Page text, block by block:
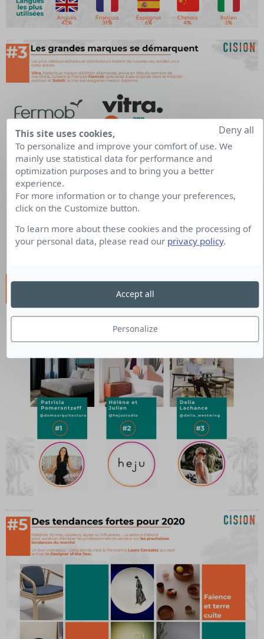
This site uses cookies,
To personalize and improve your comfort of use. We
mainly use statistical data for performance and
optimization purposes and to bring you a better
experience.
For more information or to change your preferences,
click on the Customize button.
To learn more about these cookies and the processing of
your personal data, please read our privacy policy.
Personalize
Deny all
Accept all